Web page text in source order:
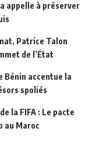
appelle à préserver
Patrice Talon
de l’État
Bénin accentue la
spoliés
la FIFA : Le pacte
au Maroc